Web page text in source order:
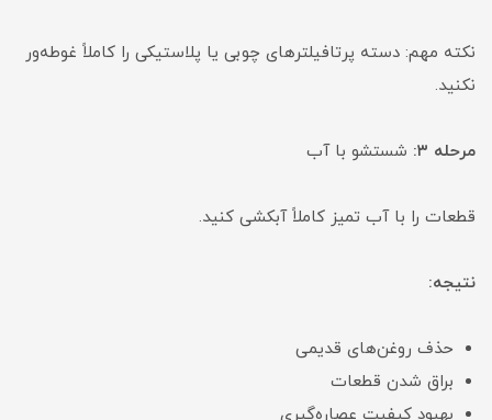
نکته مهم: دسته پرتافیلترهای چوبی یا پلاستیکی را کاملاً غوطه‌ور
نکنید.
مرحله ۳: شستشو با آب
قطعات را با آب تمیز کاملاً آبکشی کنید.
نتیجه:
حذف روغن‌های قدیمی
براق شدن قطعات
بهبود کیفیت عصاره‌گیری